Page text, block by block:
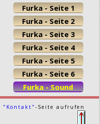
Furka - Seite 1
Furka - Seite 2
Furka - Seite 3
Furka - Seite 4
Furka - Seite 5
Furka - Seite 6
Furka - Sound
"Kontakt" -Seite aufrufen